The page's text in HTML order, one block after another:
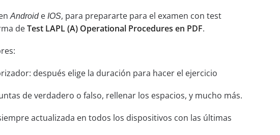
Androide IOS, para prepararte para el examen con test
deTest LAPL (A) Operational Procedures en PDF.
después elige la duración para hacer el ejercicio
de verdadero o falso, rellenar los espacios, y mucho más.
actualizada en todos los dispositivos con las últimas